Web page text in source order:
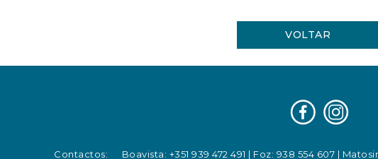
VOLTAR
Contactos: Boavista: +351 939 472 491 | Foz: 938 554 607 |